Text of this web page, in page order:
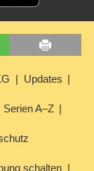
Updates
Serien A–Z
schalten